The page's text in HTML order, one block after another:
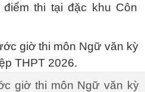
thi tại đặc khu Côn
giờ thi môn Ngữ văn kỳ